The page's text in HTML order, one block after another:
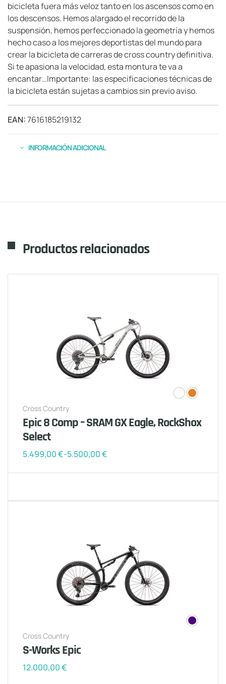
bicicleta fuera más veloz tanto en los ascensos como en
los descensos. Hemos alargado el recorrido de la
suspensión, hemos perfeccionado la geometría y hemos
hecho caso a los mejores deportistas del mundo para
crear la bicicleta de carreras de cross country definitiva.
Si te apasiona la velocidad, esta montura te va a
encantar…Importante: las especificaciones técnicas de
la bicicleta están sujetas a cambios sin previo aviso.
EAN:7616185219132
INFORMACIÓN ADICIONAL
Productos relacionados
Cross Country
Epic 8 Comp – SRAM GX Eagle, RockShox
Select
5.499,00€-5.500,00€
Cross Country
S-Works Epic
12.000,00€